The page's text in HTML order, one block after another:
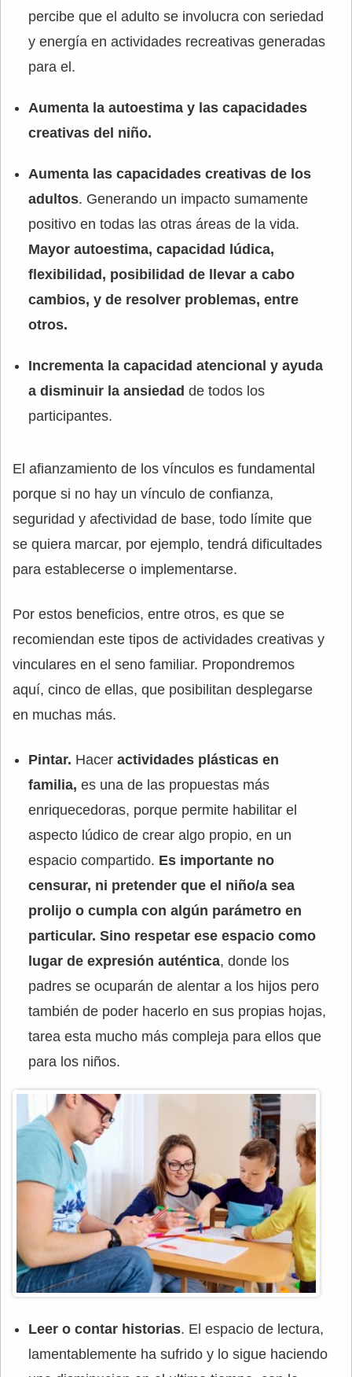
percibe que el adulto se involucra con seriedad
y energía en actividades recreativas generadas
para el.
Aumenta la autoestima y las capacidades
creativas del niño.
Aumenta las capacidades creativas de los
adultos. Generando un impacto sumamente
positivo en todas las otras áreas de la vida.
Mayor autoestima, capacidad lúdica,
flexibilidad, posibilidad de llevar a cabo
cambios, y de resolver problemas, entre
otros.
Incrementa la capacidad atencional y ayuda
a disminuir la ansiedad de todos los
participantes.
El afianzamiento de los vínculos es fundamental
porque si no hay un vínculo de confianza,
seguridad y afectividad de base, todo límite que
se quiera marcar, por ejemplo, tendrá dificultades
para establecerse o implementarse.
Por estos beneficios, entre otros, es que se
recomiendan este tipos de actividades creativas y
vinculares en el seno familiar. Propondremos
aquí, cinco de ellas, que posibilitan desplegarse
en muchas más.
Pintar. Hacer actividades plásticas en
familia, es una de las propuestas más
enriquecedoras, porque permite habilitar el
aspecto lúdico de crear algo propio, en un
espacio compartido. Es importante no
censurar, ni pretender que el niño/a sea
prolijo o cumpla con algún parámetro en
particular. Sino respetar ese espacio como
lugar de expresión auténtica, donde los
padres se ocuparán de alentar a los hijos pero
también de poder hacerlo en sus propias hojas,
tarea esta mucho más compleja para ellos que
para los niños.
Leer o contar historias. El espacio de lectura,
lamentablemente ha sufrido y lo sigue haciendo